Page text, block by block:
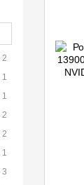
2
1
1
2
2
1
3